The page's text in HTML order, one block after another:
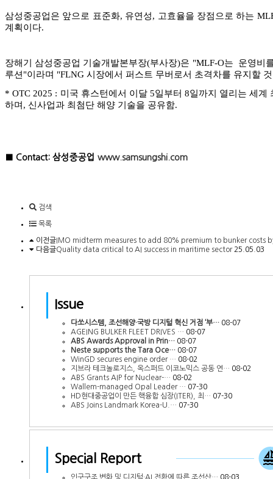
삼성중공업은 앞으로 표준화, 유연성, 고효율을 장점으로 하는
계획이다.
장해기 삼성중공업 기술개발본부장(부사장)은 "MLF-O는 운영비
루션"이라며 "FLNG 시장에서 퍼스트 무버로서 초격차를 유지할
* OTC 2025 : 미국 휴스턴에서 이달 5일부터 8일까지 열리는 세
하며, 신사업과 최첨단 해양 기술을 공유함.
■ Contact: 삼성중공업 www.samsungshi.com
검색
목록
이전글IMO midterm measures to add 80% premium to bunker costs
다음글Quality data critical to AI success in maritime sector 25.05.03
Issue
다쏘시스템, 조선해양·국방 디지털 혁신 거점 ‘부… 08-07
AGEING BULKER FLEET DRIVES … 08-07
ABS Awards Approval in Prin… 08-07
Neste supports the Tara Oce… 08-07
WinGD secures engine order … 08-02
지브라 테크놀로지스, 옥스퍼드 이코노믹스 공동 연… 08-02
ABS Grants AIP for Nuclear-… 08-02
Wallem-managed Opal Leader … 07-30
HD현대중공업이 만든 핵융합 심장(ITER), 최… 07-30
ABS Joins Landmark Korea-U.… 07-30
Special Report
인구구조 변화 및 디지털·AI 전환에 따른 조선산… 08-03